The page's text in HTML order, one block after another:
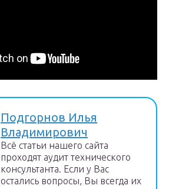
Подгорнов Илья
Владимирович
Всё статьи нашего сайта
проходят аудит технического
консультанта. Если у Вас
остались вопросы, Вы всегда их